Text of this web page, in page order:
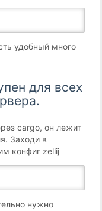
удобный много
для всех
cargo, он лежит
Заходи в
конфиг zellij
нужно